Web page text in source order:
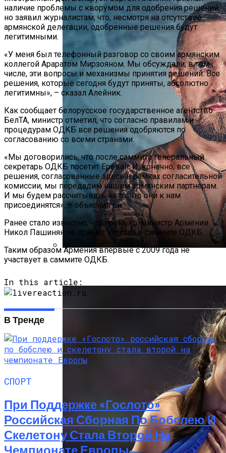
Усик И Дюбуа Проведут Бой-Реванш 19
наличие проблемы с кворумом для одобрения решений,
но заявил журналистам, что, несмотря на отсутствие
армянской делегации, одобренные решения будут
легитимными.
«У меня был телефонный разговор со своим армянским
коллегой Араратом Мирзояном. Мы обсуждали, в том
числе, эти вопросы и механизмы принятия решений. Все
решения, которые сегодня будут приняты, абсолютно
легитимны», – сказал Алейник.
Как сообщает белорусское государственное агентство
БелТА, министр отметил, что согласно правилам и
процедурам ОДКБ все решения одобряются по
согласованию со всеми странами.
«Мы договорились, что после саммита генеральный
секретарь ОДКБ посетит Ереван. И, конечно, все
решения, согласованные здесь в рамках согласительной
комиссии, мы передадим нашим армянским партнерам.
И мы будем рассчитывать на то, что они к нам
присоединятся», – объяснил он.
Ранее стало известно, что премьер-министр Армении
Никол Пашинян не примет участия в саммите ОДКБ.
Таким образом Армения впервые с 2009 года не
участвует в саммите ОДКБ.
In this article:
В Тренде
СПОРТ
При Поддержке «Гослото»
Российская Сборная По Бобслею И
Скелетону Стала Второй На
Чемпионате Европы